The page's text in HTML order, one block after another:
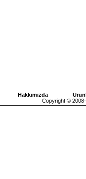
Hakkımızda
Copyright ©